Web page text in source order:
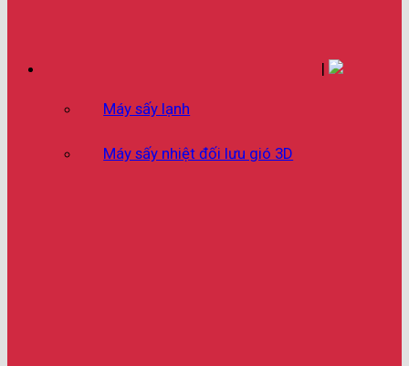
|
Máy sấy lạnh
Máy sấy nhiệt đối lưu gió 3D